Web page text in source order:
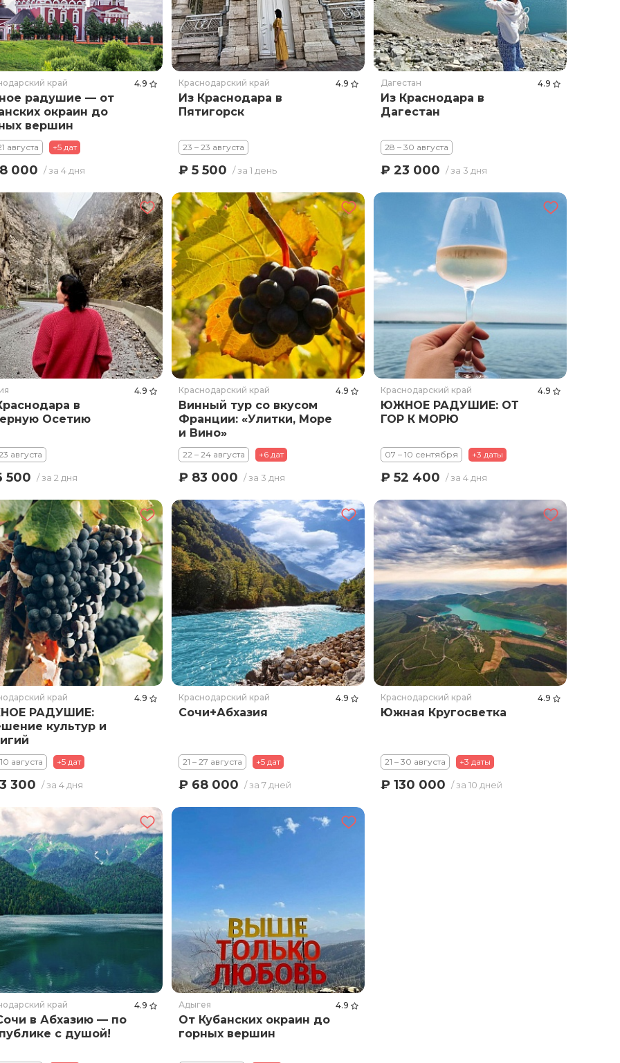
край 4.9
радушие — от
окраин до
вершин
августа +5 дат
000 / за 4 дня
Краснодарский край 4.9
Из Краснодара в
Пятигорск
23 – 23 августа
₽ 5 500 / за 1 день
Дагестан 4.9
Из Краснодара в
Дагестан
28 – 30 августа
₽ 23 000 / за 3 дня
4.9
в
Осетию
августа
500 / за 2 дня
Краснодарский край 4.9
Винный тур со вкусом
Франции: «Улитки, Море
и Вино»
22 – 24 августа +6 дат
₽ 83 000 / за 3 дня
Краснодарский край 4.9
ЮЖНОЕ РАДУШИЕ: ОТ
ГОР К МОРЮ
07 – 10 сентября +3 даты
₽ 52 400 / за 4 дня
край 4.9
РАДУШИЕ:
культур и
августа +5 дат
300 / за 4 дня
Краснодарский край 4.9
Сочи+Абхазия
21 – 27 августа +5 дат
₽ 68 000 / за 7 дней
Краснодарский край 4.9
Южная Кругосветка
21 – 30 августа +3 даты
₽ 130 000 / за 10 дней
край 4.9
в Абхазию — по
с душой!
Адыгея 4.9
От Кубанских окраин до
горных вершин